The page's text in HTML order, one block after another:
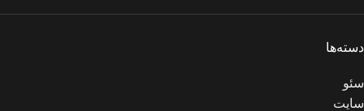
دسته‌ها
سئو
سایت